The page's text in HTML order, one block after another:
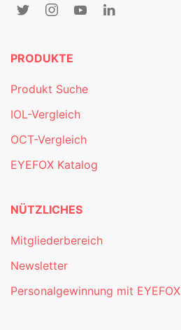
PRODUKTE
Produkt Suche
IOL-Vergleich
OCT-Vergleich
EYEFOX Katalog
NÜTZLICHES
Mitgliederbereich
Newsletter
Personalgewinnung mit EYEFOX